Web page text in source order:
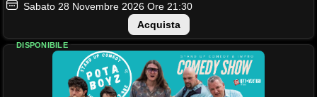
Sabato 28 Novembre 2026 Ore 21:30
Acquista
DISPONIBILE